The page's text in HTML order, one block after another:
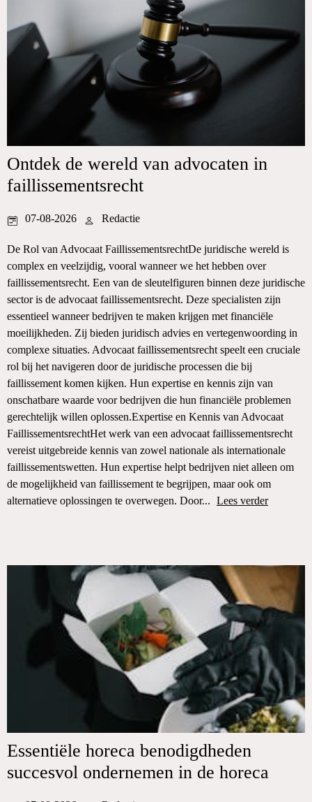
Ontdek de wereld van advocaten in
faillissementsrecht
07-08-2026 Redactie
De Rol van Advocaat FaillissementsrechtDe juridische wereld is
complex en veelzijdig, vooral wanneer we het hebben over
faillissementsrecht. Een van de sleutelfiguren binnen deze juridische
sector is de advocaat faillissementsrecht. Deze specialisten zijn
essentieel wanneer bedrijven te maken krijgen met financiële
moeilijkheden. Zij bieden juridisch advies en vertegenwoording in
complexe situaties. Advocaat faillissementsrecht speelt een cruciale
rol bij het navigeren door de juridische processen die bij
faillissement komen kijken. Hun expertise en kennis zijn van
onschatbare waarde voor bedrijven die hun financiële problemen
gerechtelijk willen oplossen.Expertise en Kennis van Advocaat
FaillissementsrechtHet werk van een advocaat faillissementsrecht
vereist uitgebreide kennis van zowel nationale als internationale
faillissementswetten. Hun expertise helpt bedrijven niet alleen om
de mogelijkheid van faillissement te begrijpen, maar ook om
alternatieve oplossingen te overwegen. Door... Lees verder
Essentiële horeca benodigdheden
succesvol ondernemen in de horeca